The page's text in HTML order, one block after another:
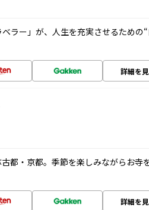
ラー」が、人生を充実させるための
詳細を
都・京都。季節を楽しみながらお寺
詳細を